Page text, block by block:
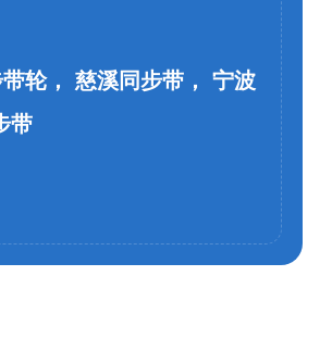
轮， 慈溪同步带， 宁波
带